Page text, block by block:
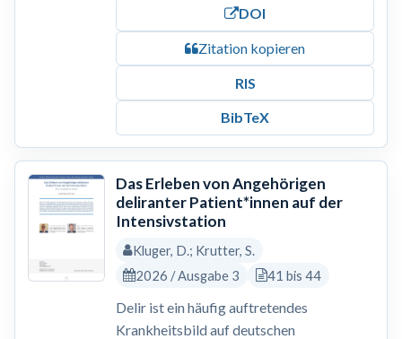
DOI
Zitation kopieren
RIS
BibTeX
Das Erleben von Angehörigen
deliranter Patient*innen auf der
Intensivstation
Kluger, D.; Krutter, S.
2026 / Ausgabe 3
41 bis 44
Delir ist ein häufig auftretendes
Krankheitsbild auf deutschen